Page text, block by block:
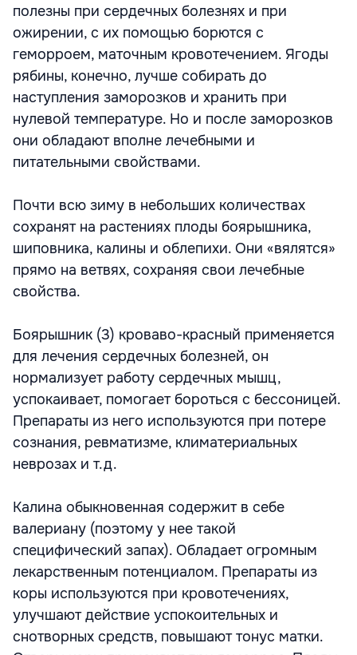
полезны при сердечных болезнях и при
ожирении, с их помощью борются с
геморроем, маточным кровотечением. Ягоды
рябины, конечно, лучше собирать до
наступления заморозков и хранить при
нулевой температуре. Но и после заморозков
они обладают вполне лечебными и
питательными свойствами.
Почти всю зиму в небольших количествах
сохранят на растениях плоды боярышника,
шиповника, калины и облепихи. Они «вялятся»
прямо на ветвях, сохраняя свои лечебные
свойства.
Боярышник (3) кроваво-красный применяется
для лечения сердечных болезней, он
нормализует работу сердечных мышц,
успокаивает, помогает бороться с бессоницей.
Препараты из него используются при потере
сознания, ревматизме, климатериальных
неврозах и т.д.
Калина обыкновенная содержит в себе
валериану (поэтому у нее такой
специфический запах). Обладает огромным
лекарственным потенциалом. Препараты из
коры используются при кровотечениях,
улучшают действие успокоительных и
снотворных средств, повышают тонус матки.